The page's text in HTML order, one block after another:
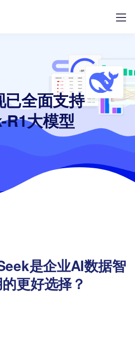
全面支持
R1大模型
是企业AI数据智
更好选择？